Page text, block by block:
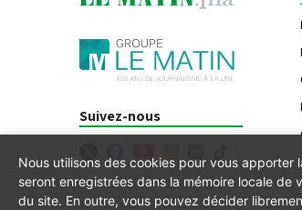
Suivez-nous
Nous utilisons des cookies pour vous apporter
seront enregistrées dans la mémoire locale de
du site. En outre, vous pouvez décider